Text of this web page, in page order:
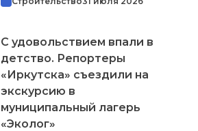
С удовольствием впали в
детство. Репортеры
«Иркутска» съездили на
экскурсию в
муниципальный лагерь
«Эколог»